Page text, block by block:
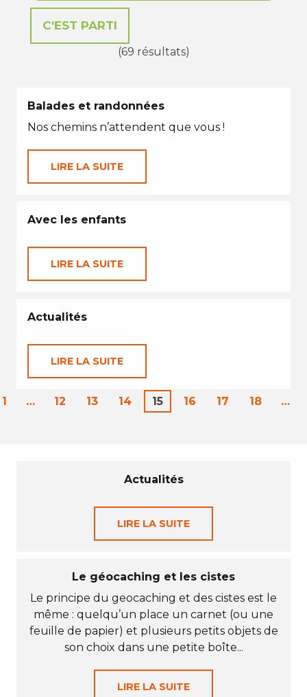
(69 résultats)
Balades et randonnées
Nos chemins n’attendent que vous !
LIRE LA SUITE
Avec les enfants
LIRE LA SUITE
Actualités
LIRE LA SUITE
1 … 12 13 14 15 16 17 18 …
Actualités
LIRE LA SUITE
Le géocaching et les cistes
Le principe du geocaching et des cistes est le
même : quelqu’un place un carnet (ou une
feuille de papier) et plusieurs petits objets de
son choix dans une petite boîte...
LIRE LA SUITE